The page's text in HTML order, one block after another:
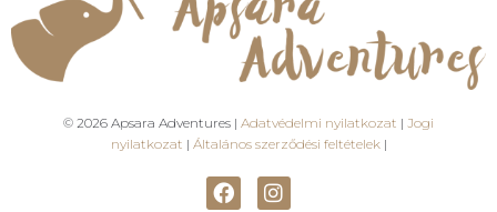
© 2026 Apsara Adventures | Adatvédelmi nyilatkozat | Jogi
nyilatkozat | Általános szerződési feltételek |